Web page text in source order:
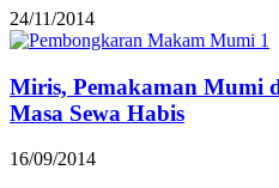
24/11/2014
Miris, Pemakaman Mumi
Masa Sewa Habis
16/09/2014